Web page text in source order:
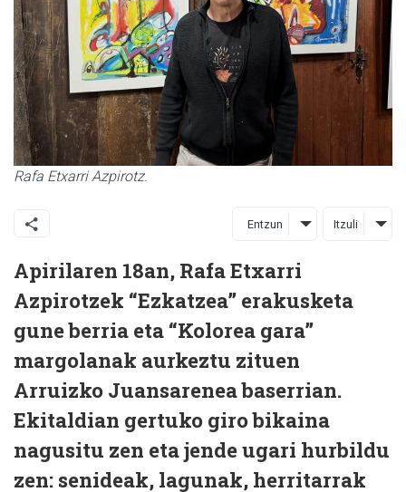
Rafa Etxarri Azpirotz.
Entzun Itzuli
Apirilaren 18an, Rafa Etxarri
Azpirotzek “Ezkatzea” erakusketa
gune berria eta “Kolorea gara”
margolanak aurkeztu zituen
Arruizko Juansarenea baserrian.
Ekitaldian gertuko giro bikaina
nagusitu zen eta jende ugari hurbildu
zen: senideak, lagunak, herritarrak